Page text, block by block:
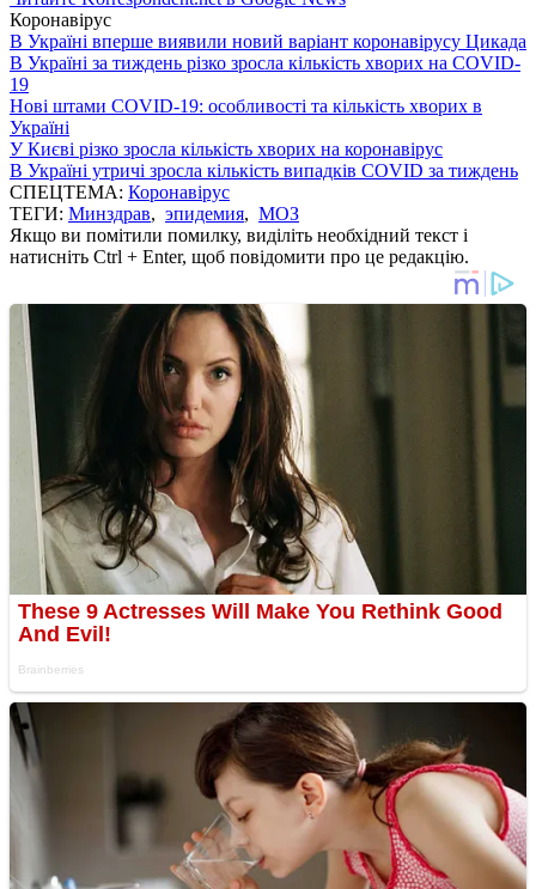
Коронавірус
В Україні вперше виявили новий варіант коронавірусу Цикада
В Україні за тиждень різко зросла кількість хворих на COVID-
19
Нові штами COVID-19: особливості та кількість хворих в
Україні
У Києві різко зросла кількість хворих на коронавірус
В Україні утричі зросла кількість випадків COVID за тиждень
СПЕЦТЕМА: Коронавірус
ТЕГИ: Минздрав, эпидемия, МОЗ
Якщо ви помітили помилку, виділіть необхідний текст і
натисніть Ctrl + Enter, щоб повідомити про це редакцію.